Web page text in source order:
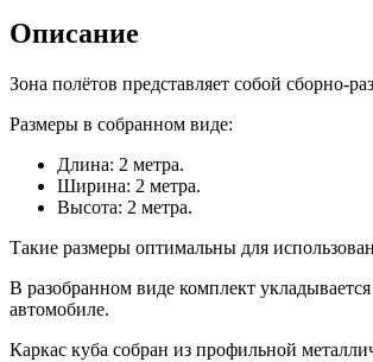
Описание
Зона полётов представляет собой сборно-
Размеры в собранном виде:
Длина: 2 метра.
Ширина: 2 метра.
Высота: 2 метра.
Такие размеры оптимальны для
В разобранном виде комплект
автомобиле.
Каркас куба собран из профильной